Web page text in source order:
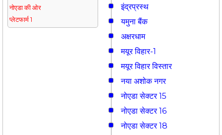
नोएडा की ओर
प्लेटफार्म 1
इंद्रप्रस्थ
यमुना बैंक
अक्षरधाम
मयूर विहार-1
मयूर विहार विस्तार
नया अशोक नगर
नोएडा सेक्टर 15
नोएडा सेक्टर 16
नोएडा सेक्टर 18